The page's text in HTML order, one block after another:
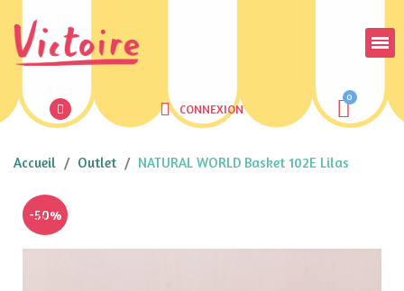
CONNEXION
Accueil Outlet NATURAL WORLD Basket 102E Lilas
-50%